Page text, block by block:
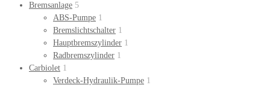
Bremsanlage 5
ABS-Pumpe 1
Bremslichtschalter 1
Hauptbremszylinder 1
Radbremszylinder 1
Carbiolet 1
Verdeck-Hydraulik-Pumpe 1